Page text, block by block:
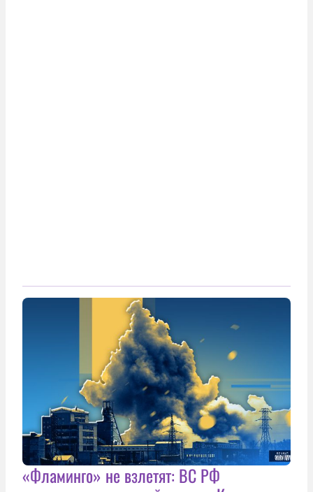
«Фламинго» не взлетят: ВС РФ